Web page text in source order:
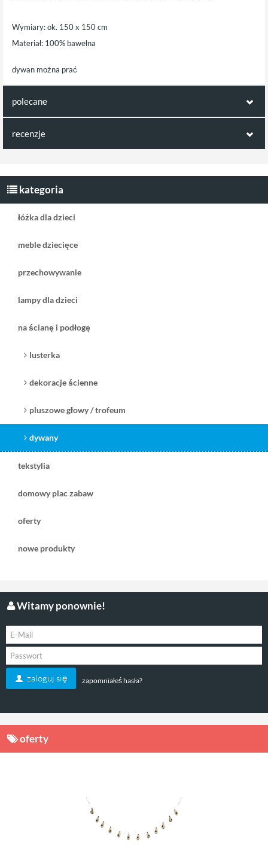
Wymiary: ok. 150 x 150 cm
Materiał: 100% bawełna
dywan można prać
polecane
ten produkt jest np. kompatybilny z:
piłka Boucle Teddy
ochra
299,00 zł
Boucle Teddy Maple
recenzje
Napisz pierwszą recenzję jako klient!
kategoria
łóżka dla dzieci
meble dziecięce
przechowywanie
lampy dla dzieci
na ścianę i podłogę
lusterka
dekoracje ścienne
pluszowe głowy / trofeum
dywany
tekstylia
domowy plac zabaw
oferty
nowe produkty
Witamy ponownie!
zaloguj się zapomniałeś hasła?
oferty